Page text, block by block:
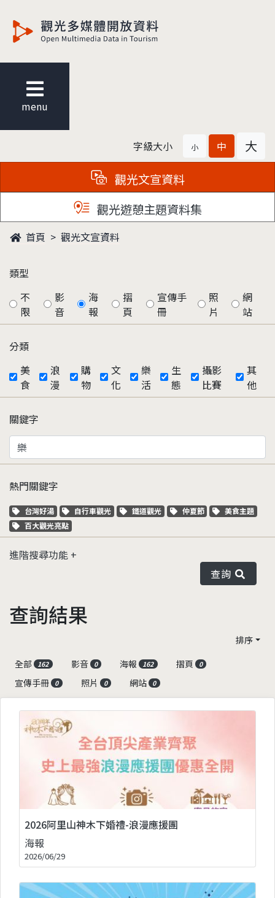
menu
字級大小 小 中 大
觀光文宣資料
觀光遊憩主題資料集
首頁 觀光文宣資料
類型
不
限
影
音
海
報
摺
頁
宣傳手
冊
照
片
網
站
分類
美
食
浪
漫
購
物
文
化
樂
活
生
態
攝影
比賽
其
他
關鍵字
熱門關鍵字
關鍵字標籤
台灣好湯 關鍵字標籤
自行車觀光 關鍵字標籤
鐵道觀光 關鍵字標籤
仲夏節 關鍵字標籤
美食主題
關鍵字標籤
百大觀光亮點
進階搜尋功能
查詢
查詢結果
排序
全部
162 影音 0 海報 162 摺頁 0
宣傳手冊 0 照片 0 網站 0
2026阿里山神木下婚禮-浪漫應援團
海報
2026/06/29